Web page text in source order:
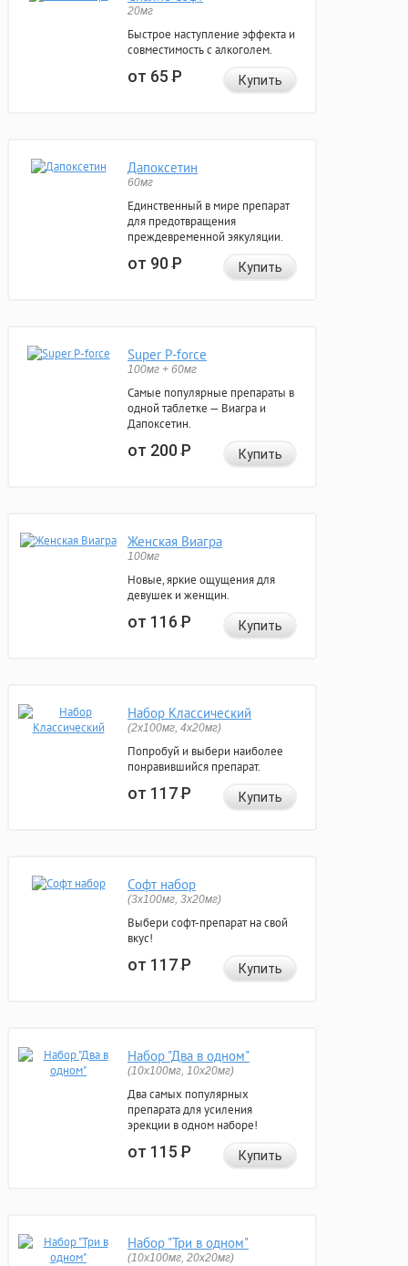
20мг
Быстрое наступление эффекта и
совместимость с алкоголем.
от 65Р Купить
Дапоксетин
60мг
Единственный в мире препарат
для предотвращения
преждевременной эякуляции.
от 90Р Купить
Super P-force
100мг + 60мг
Самые популярные препараты в
одной таблетке — Виагра и
Дапоксетин.
от 200Р Купить
Женская Виагра
100мг
Новые, яркие ощущения для
девушек и женщин.
от 116Р Купить
Набор Классический
(2x100мг, 4x20мг)
Попробуй и выбери наиболее
понравившийся препарат.
от 117Р Купить
Софт набор
(3x100мг, 3x20мг)
Выбери софт-препарат на свой
вкус!
от 117Р Купить
Набор "Два в одном"
(10x100мг, 10x20мг)
Два самых популярных
препарата для усиления
эрекции в одном наборе!
от 115Р Купить
Набор "Три в одном"
(10x100мг, 20x20мг)